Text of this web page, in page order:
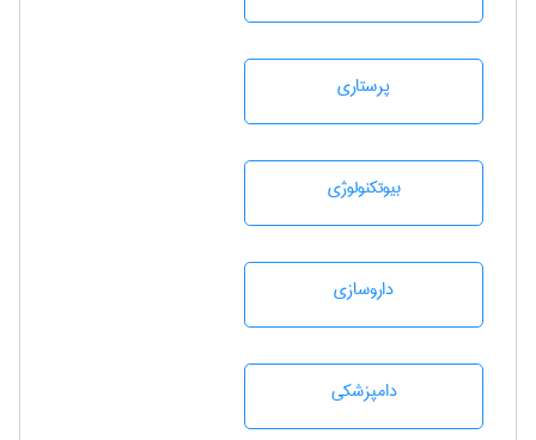
پرستاری
بيوتكنولوژی
داروسازی
دامپزشكی